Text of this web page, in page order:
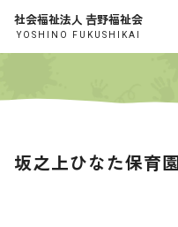
社会福祉法人 𠮷野福祉会
YOSHINO FUKUSHIKAI
坂之上ひなた保育園